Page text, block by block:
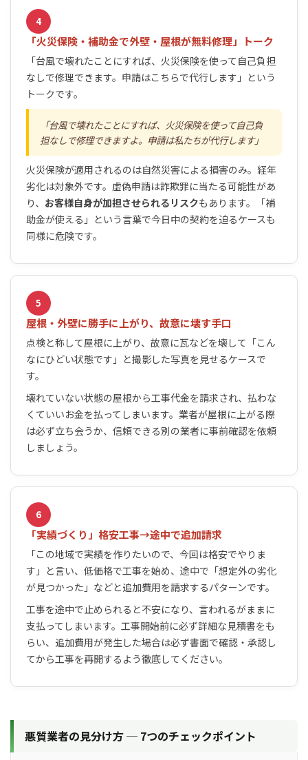
4
「火災保険・補助金で外壁・屋根が無料修理」トーク
「台風で壊れたことにすれば、火災保険を使って自己負担
なしで修理できます。申請はこちらで代行します」という
トークです。
台風で壊れたことにすれば、火災保険を使って自己負
担なしで修理できますよ。申請は私たちが代行します
火災保険が適用されるのは自然災害による損害のみ。経年
劣化は対象外です。虚偽申請は詐欺罪に当たる可能性があ
り、 お客様自身が加担させられるリスクもあります。「補
助金が使える」という言葉で今日中の契約を迫るケースも
同様に危険です。
5
屋根・外壁に勝手に上がり、故意に壊す手口
点検と称して屋根に上がり、故意に瓦などを壊して「こん
なにひどい状態です」と撮影した写真を見せるケースで
す。
壊れていない状態の屋根から工事代金を請求され、払わな
くていいお金を払ってしまいます。業者が屋根に上がる際
は必ず立ち会うか、信頼できる別の業者に事前確認を依頼
しましょう。
6
「実績づくり」格安工事→途中で追加請求
「この地域で実績を作りたいので、今回は格安でやりま
す」と言い、低価格で工事を始め、途中で「想定外の劣化
が見つかった」などと追加費用を請求するパターンです。
工事を途中で止められると不安になり、言われるがままに
支払ってしまいます。工事開始前に必ず詳細な見積書をも
らい、追加費用が発生した場合は必ず書面で確認・承認し
てから工事を再開するよう徹底してください。
悪質業者の見分け方 ─ 7つのチェックポイント